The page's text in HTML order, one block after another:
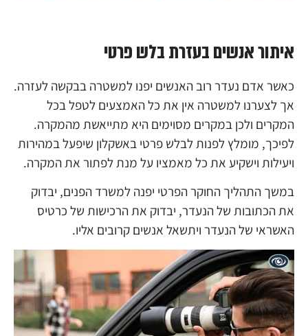
איתור אנשים בעזרת בלש פרטי
כאשר אדם נעדר רוב האנשים יפנו למשטרה בבקשה לעזרה.
אך לצערנו למשטרה אין את כל האמצעים לטפל בכל
המקרים ולכן במקרים מסוימים היא מתייאשת מהמקרה.
לפיכך, מומלץ לפנות לבלש פרטי באשקלון שיפעל במהירות
ויעילות וישקיע את כל מאמציו על מנת לפתור את המקרה.
במשך התהליך החוקר הפרטי יפנה למשרד הפנים, יבדוק
את הכתובות של הנעדר, יבדוק את הרכישות של כרטיס
האשראי של הנעדר ויתשאל אנשים קרובים אליו.